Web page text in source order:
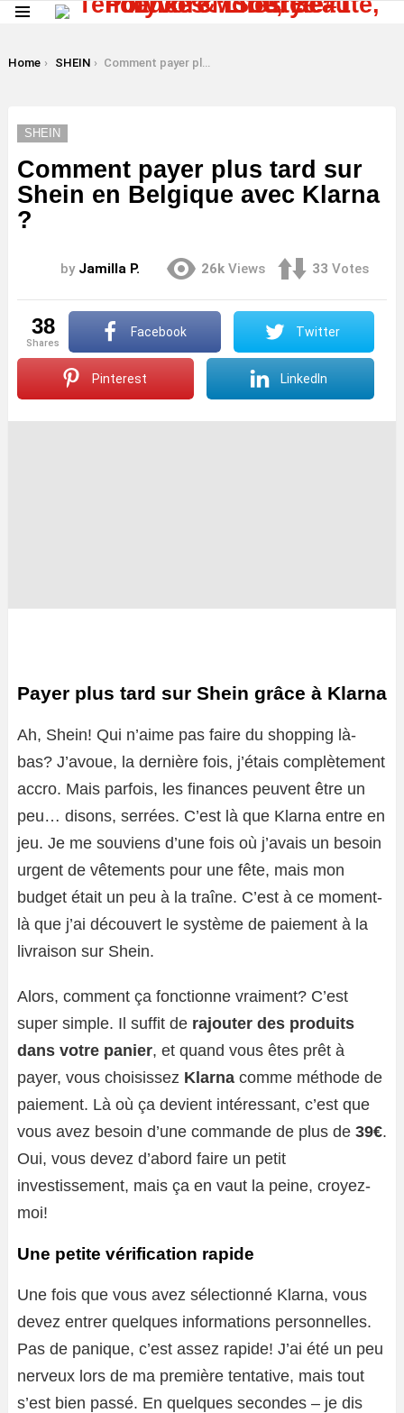
You are here:
Home SHEIN Comment payer plus tard sur Shein en Belgique avec Klarna ?
SHEIN
Comment payer plus tard sur
Shein en Belgique avec Klarna
?
by Jamilla P. 26k Views 33 Votes
38
shares
Facebook Twitter
Pinterest LinkedIn
Payer plus tard sur Shein grâce à Klarna
Ah, Shein! Qui n’aime pas faire du shopping là-
bas? J’avoue, la dernière fois, j’étais complètement
accro. Mais parfois, les finances peuvent être un
peu… disons, serrées. C’est là que Klarna entre en
jeu. Je me souviens d’une fois où j’avais un besoin
urgent de vêtements pour une fête, mais mon
budget était un peu à la traîne. C’est à ce moment-
là que j’ai découvert le système de paiement à la
livraison sur Shein.
Alors, comment ça fonctionne vraiment? C’est
super simple. Il suffit de rajouter des produits
dans votre panier, et quand vous êtes prêt à
payer, vous choisissez Klarna comme méthode de
paiement. Là où ça devient intéressant, c’est que
vous avez besoin d’une commande de plus de 39€.
Oui, vous devez d’abord faire un petit
investissement, mais ça en vaut la peine, croyez-
moi!
Une petite vérification rapide
Une fois que vous avez sélectionné Klarna, vous
devez entrer quelques informations personnelles.
Pas de panique, c’est assez rapide! J’ai été un peu
nerveux lors de ma première tentative, mais tout
s’est bien passé. En quelques secondes – je dis